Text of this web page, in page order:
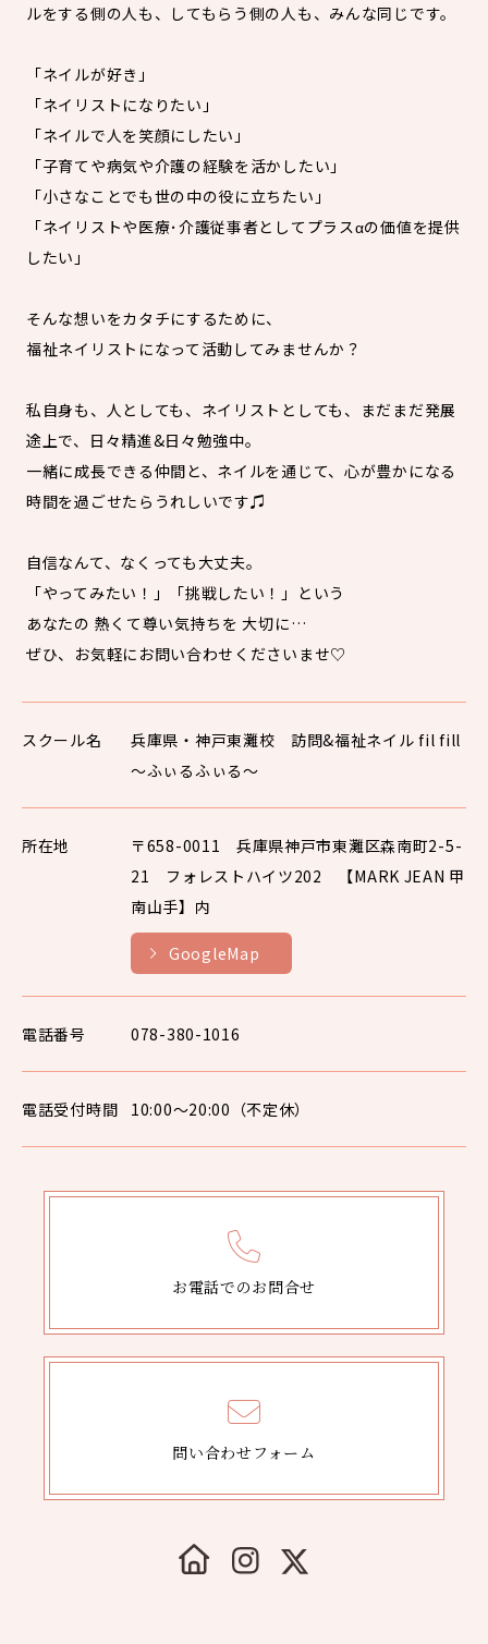
ルをする側の人も、してもらう側の人も、みんな同じです。
「ネイルが好き」
「ネイリストになりたい」
「ネイルで人を笑顔にしたい」
「子育てや病気や介護の経験を活かしたい」
「小さなことでも世の中の役に立ちたい」
「ネイリストや医療･介護従事者としてプラスαの価値を提供
したい」
そんな想いをカタチにするために、
福祉ネイリストになって活動してみませんか？
私自身も、人としても、ネイリストとしても、まだまだ発展
途上で、日々精進&日々勉強中。
一緒に成長できる仲間と、ネイルを通じて、心が豊かになる
時間を過ごせたらうれしいです♫
自信なんて、なくっても大丈夫。
「やってみたい！」「挑戦したい！」という
あなたの 熱くて尊い気持ちを 大切に…
ぜひ、お気軽にお問い合わせくださいませ♡
スクール名
兵庫県・神戸東灘校 訪問&福祉ネイル fil fill
〜ふぃるふぃる〜
所在地
〒658-0011 兵庫県神戸市東灘区森南町2-5-
21 フォレストハイツ202 【MARK JEAN 甲
南山手】内
GoogleMap
電話番号 078-380-1016
電話受付時間 10:00〜20:00（不定休）
お電話でのお問合せ
問い合わせフォーム